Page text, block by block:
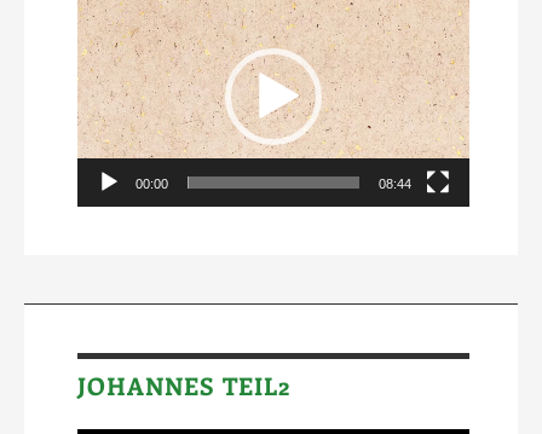
Player
00:00 08:44
JOHANNES TEIL2